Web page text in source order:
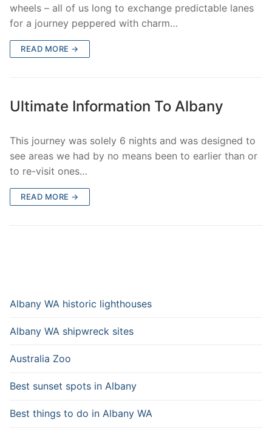
wheels – all of us long to exchange predictable lanes
for a journey peppered with charm…
READ MORE →
Ultimate Information To Albany
This journey was solely 6 nights and was designed to
see areas we had by no means been to earlier than or
to re-visit ones…
READ MORE →
Albany WA historic lighthouses
Albany WA shipwreck sites
Australia Zoo
Best sunset spots in Albany
Best things to do in Albany WA